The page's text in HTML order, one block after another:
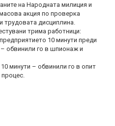
на Народната милиция и
акция по проверка
трудовата дисциплина.
трима работници:
10 минути преди
обвинили го в шпионаж и
минути – обвинили го в опит